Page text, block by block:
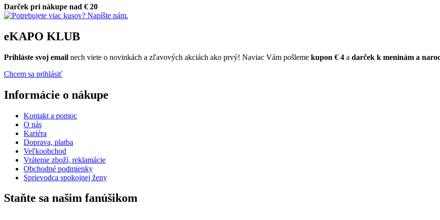
Darček pri nákupe nad € 20
eKAPO KLUB
Prihláste svoj email nech viete o novinkách a zľavových akciách ako prvý! Naviac Vám pošleme kupon € 4 a darček k meninám a
Chcem sa prihlásiť
Informácie o nákupe
Kontakt a pomoc
O nás
Kariéra
Doprava, platba
Veľkoobchod
Vrátenie zboží, reklamácie
Obchodné podmienky
Sprievodca spokojnej ženy
Staňte sa našim fanúšikom